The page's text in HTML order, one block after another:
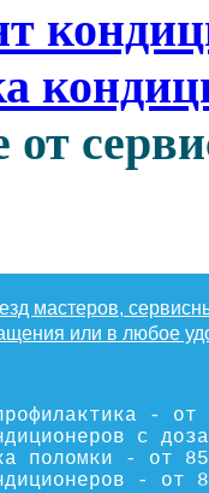
от
мастеров,
или в любое
- от
с
поломки - от
- от